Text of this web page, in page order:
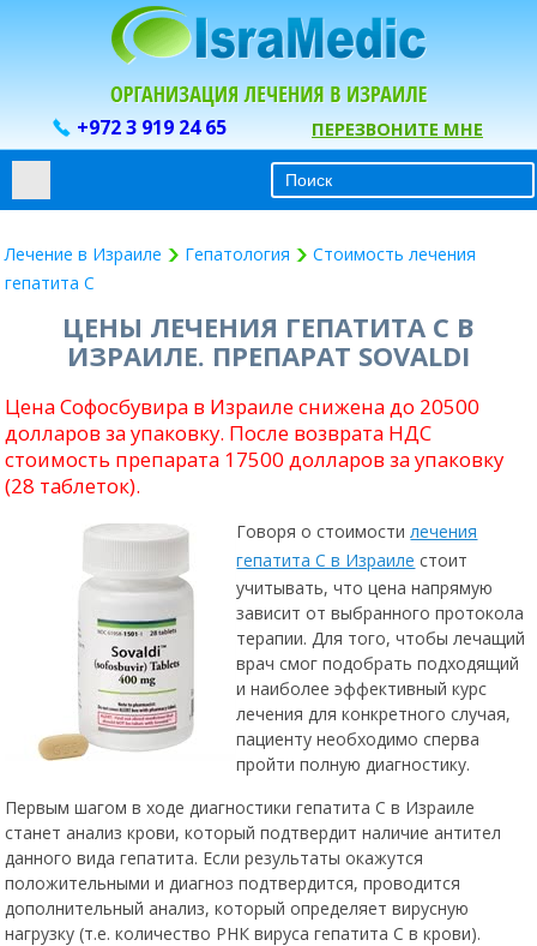
+972 3 919 24 65 ПЕРЕЗВОНИТЕ МНЕ
Лечение в Израиле Гепатология
Стоимость лечения
гепатита С
ЦЕНЫ ЛЕЧЕНИЯ ГЕПАТИТА C В
ИЗРАИЛЕ. ПРЕПАРАТ SOVALDI
Цена Софосбувира в Израиле снижена до 20500
долларов за упаковку. После возврата НДС
стоимость препарата 17500 долларов за упаковку
(28 таблеток).
Говоря о стоимостилечения
гепатита С в Израиле стоит
учитывать, что цена напрямую
зависит от выбранного протокола
терапии. Для того, чтобы лечащий
врач смог подобрать подходящий
и наиболее эффективный курс
лечения для конкретного случая,
пациенту необходимо сперва
пройти полную диагностику.
Первым шагом в ходе диагностики гепатита С в Израиле
станет анализ крови, который подтвердит наличие антител
данного вида гепатита. Если результаты окажутся
положительными и диагноз подтвердится, проводится
дополнительный анализ, который определяет вирусную
нагрузку (т.е. количество РНК вируса гепатита С в крови).